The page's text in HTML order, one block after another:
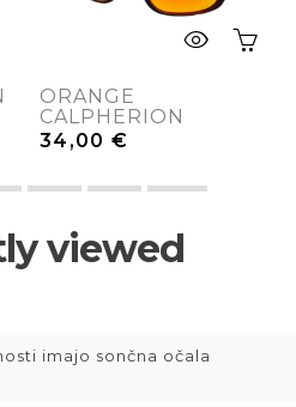
ORANGE
CALPHERION
34,00€
viewed
imajo sončna očala